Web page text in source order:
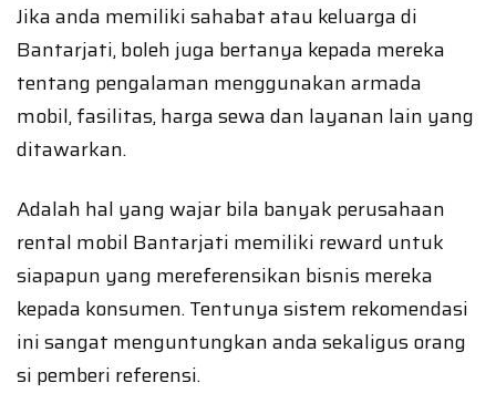
Jika anda memiliki sahabat atau keluarga di
Bantarjati, boleh juga bertanya kepada mereka
tentang pengalaman menggunakan armada
mobil, fasilitas, harga sewa dan layanan lain yang
ditawarkan.
Adalah hal yang wajar bila banyak perusahaan
rental mobil Bantarjati memiliki reward untuk
siapapun yang mereferensikan bisnis mereka
kepada konsumen. Tentunya sistem rekomendasi
ini sangat menguntungkan anda sekaligus orang
si pemberi referensi.